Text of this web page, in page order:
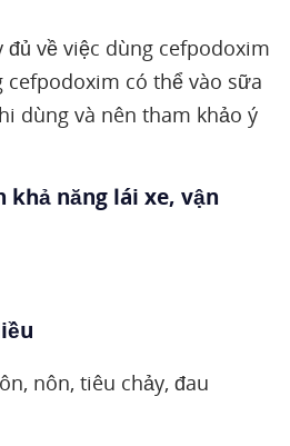
đủ về việc dùng cefpodoxim
có thể vào sữa
dùng và nên tham khảo ý
khả năng lái xe, vận
nôn, tiêu chảy, đau